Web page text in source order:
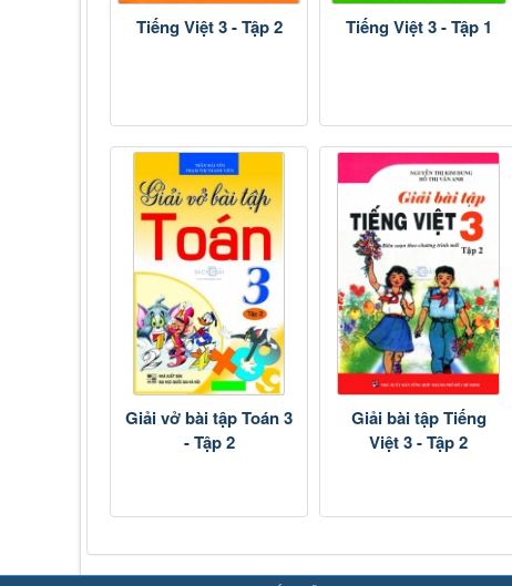
Tiếng Việt 3 - Tập 2 Tiếng Việt 3 - Tập 1
Giải vở bài tập Toán 3
- Tập 2
Giải bài tập Tiếng
Việt 3 - Tập 2